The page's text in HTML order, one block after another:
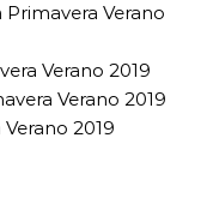
Verano
Verano 2019
Verano 2019
2019